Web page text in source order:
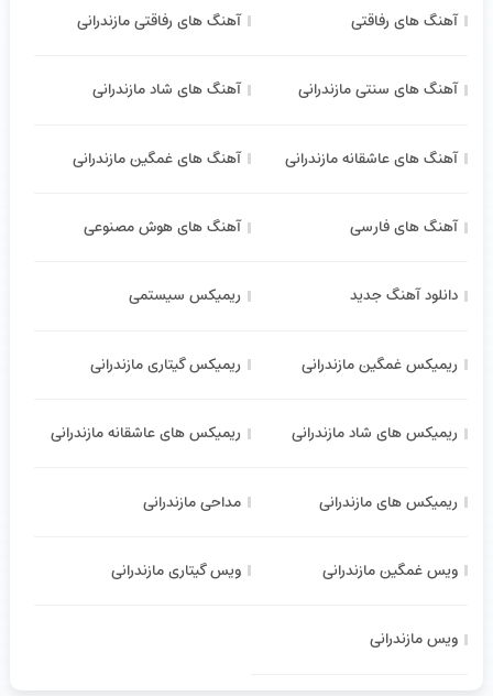
آهنگ های رفاقتی آهنگ های رفاقتی مازندرانی
آهنگ های سنتی مازندرانی آهنگ های شاد مازندرانی
آهنگ های عاشقانه مازندرانی آهنگ های غمگین مازندرانی
آهنگ های فارسی آهنگ های هوش مصنوعی
دانلود آهنگ جدید ریمیکس سیستمی
ریمیکس غمگین مازندرانی ریمیکس گیتاری مازندرانی
ریمیکس های شاد مازندرانی ریمیکس های عاشقانه مازندرانی
ریمیکس های مازندرانی مداحی مازندرانی
ویس غمگین مازندرانی ویس گیتاری مازندرانی
ویس مازندرانی